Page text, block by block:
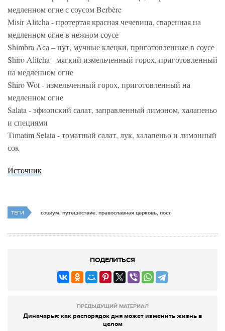
медленном огне с соусом Berbère
Misir Alitcha - протертая красная чечевица, сваренная на
медленном огне в нежном соусе
Shimbra Аса – нут, мучные клецки, приготовленные в соусе
Shiro Alitcha - мягкий измельченный горох, приготовленный
на медленном огне
Shiro Wot - измельченный горох, приготовленный на
медленном огне
Salata - эфиопский салат, заправленный лимоном, халапеньо
и специями
Timatim Selata - томатный салат, лук, халапеньо и лимонный
сок
Источник
ТЕГИ социум, путешествие, православная церковь, пост
ПОДЕЛИТЬСЯ
ПРЕДЫДУЩИЙ МАТЕРИАЛ
Диначарья: как распорядок дня может изменить жизнь в
целом